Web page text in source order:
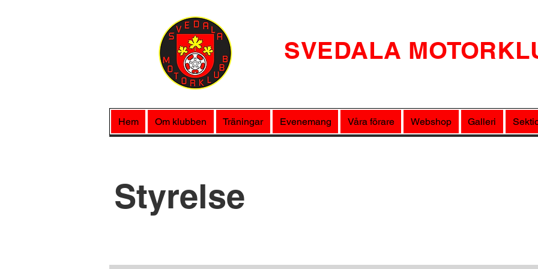
SVEDALA
Hem Om klubben Träningar Evenemang Våra förare Webshop Galleri
Styrelse